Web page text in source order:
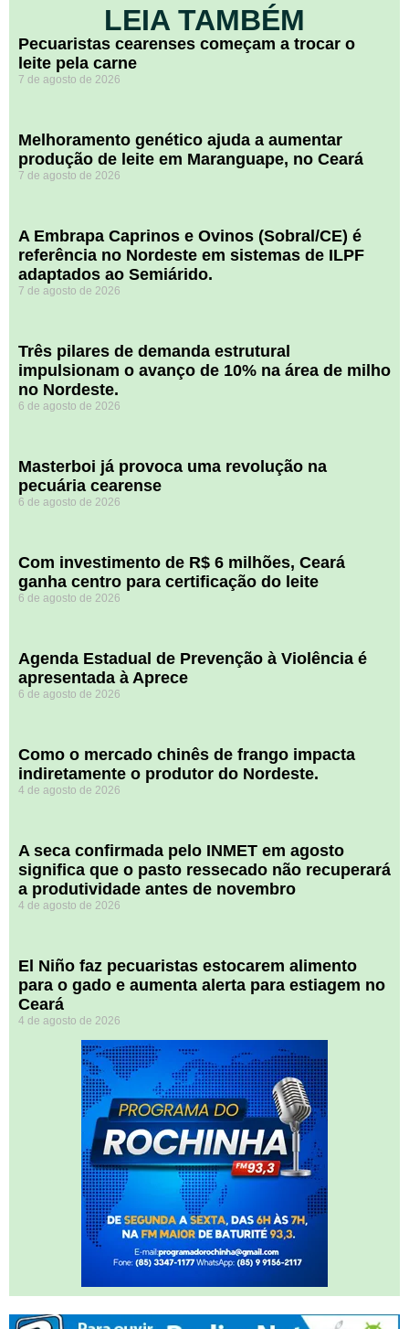
LEIA TAMBÉM
Pecuaristas cearenses começam a trocar o
leite pela carne
7 de agosto de 2026
Melhoramento genético ajuda a aumentar
produção de leite em Maranguape, no Ceará
7 de agosto de 2026
A Embrapa Caprinos e Ovinos (Sobral/CE) é
referência no Nordeste em sistemas de ILPF
adaptados ao Semiárido.
7 de agosto de 2026
​Três pilares de demanda estrutural
impulsionam o avanço de 10% na área de milho
no Nordeste.
6 de agosto de 2026
Masterboi já provoca uma revolução na
pecuária cearense
6 de agosto de 2026
Com investimento de R$ 6 milhões, Ceará
ganha centro para certificação do leite
6 de agosto de 2026
Agenda Estadual de Prevenção à Violência é
apresentada à Aprece
6 de agosto de 2026
​Como o mercado chinês de frango impacta
indiretamente o produtor do Nordeste.
4 de agosto de 2026
A seca confirmada pelo INMET em agosto
significa que o pasto ressecado não recuperará
a produtividade antes de novembro
4 de agosto de 2026
El Niño faz pecuaristas estocarem alimento
para o gado e aumenta alerta para estiagem no
Ceará
4 de agosto de 2026